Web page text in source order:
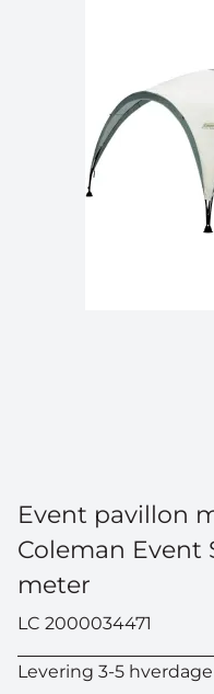
Event pavillon
Coleman Event
meter
LC 2000034471
Levering 3-5 hverdage